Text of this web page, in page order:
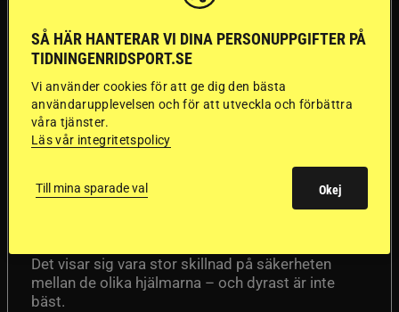
Dyraste
ridhjälmarna blev
sämst i test
Försäkringsbolaget
Det visar sig vara stor skillnad på säkerheten
mellan de olika hjälmarna – och dyrast är inte
bäst.
SÅ HÄR HANTERAR VI DINA PERSONUPPGIFTER PÅ
TIDNINGENRIDSPORT.SE
Vi använder cookies för att ge dig den bästa
användarupplevelsen och för att utveckla och förbättra
våra tjänster.
Läs vår integritetspolicy
Till mina sparade val Okej